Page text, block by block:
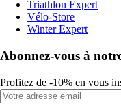
Triathlon Expert
Vélo-Store
Winter Expert
Abonnez-vous à
Profitez de -10% en vous